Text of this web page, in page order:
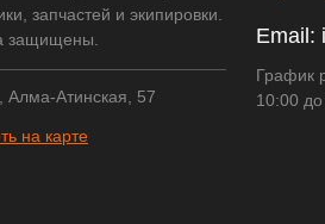
запчастей и экипировки.
защищены.
Алма-Атинская, 57
на карте
Email:
График
10:00